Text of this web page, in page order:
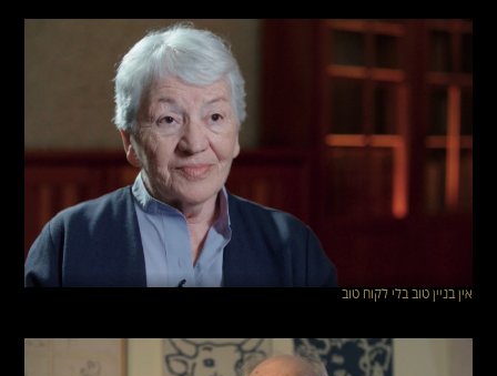
אין בניין טוב בלי לקוח טוב